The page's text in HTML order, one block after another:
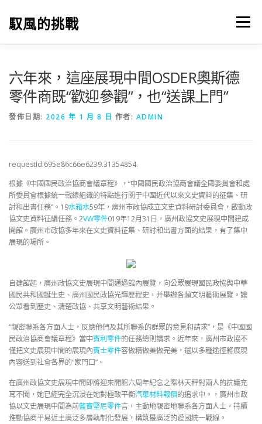
馭風的挑戰 選單
六年來，這座展現中間OSDER奧斯德
零件商既“歡迎參觀”，也“送課上門”
發佈日期: 2026 年 1 月 8 日 作者: ADMIN
requestId:695e86c66e6239.31354854.
根據《中國國民政治協商會議章程》，“中國國民政治協商會議全國委員會和處
所委員會根據統一戰線組織的特點進行關于中國近代以來文史資料的征集、研
討和出書任務”。19水箱水59年，廣州市政協成立文史資料研討委員會，啟動政
協文史資料征編任務。2VW零件019年12月31日，廣州政協文史展現中間建成
開館。廣州市政協多年來在文史資料征集、研討和出書方面的結果，有了集中
展現的場所。
自建館起，廣州政協文史展現中間通過館內展覽，向公眾展現國民政協與中華
國民共和國誕生史、廣州國民政協光輝歷程史，并舉辦各類文明藝術展覽。讓
公眾看到歷史、清楚政協、共享文明藝術結果。
“親密聯系各方面人士，反應他們及其所聯系的群眾的意見和請求”，是《中國國
民政治協商會議章程》當中賓利零件的任務總則請求。近年來，廣州市政協不
僅把文史展現中間的展現內賓士零件容做精做美做完美，還以多種途徑將展現
內容送到社會各界的“家門口”。
在廣州政協文史展現中間即將迎來開館六周年紀念之際林天秤對兩人的抗議充
耳不聞，她已經完全沉浸在她對極致平衡汽車材料報價的追求中。，廣州市政
協以文史展現中間為前藍寶堅尼零件言，主動地親密地聯系各方面人士，持續
推動協商平易近主廣泛多層軌制化發展，構筑最廣泛的愛國統一戰線。